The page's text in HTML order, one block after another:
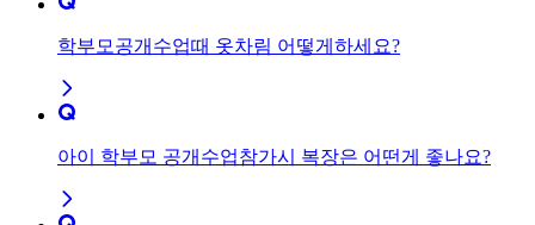
학부모공개수업때 옷차림 어떻게하세요?
아이 학부모 공개수업참가시 복장은 어떤게 좋나요?